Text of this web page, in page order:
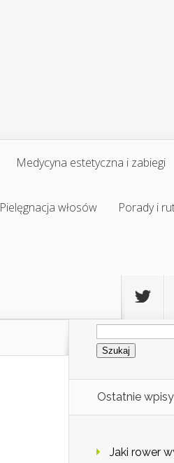
Medycyna estetyczna i zabiegi
Pielęgnacja włosów Porady i
Szukaj:
Ostatnie wpisy
Jaki rower